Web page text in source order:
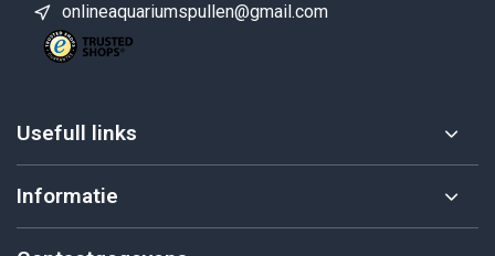
onlineaquariumspullen@gmail.com
Usefull links
Informatie